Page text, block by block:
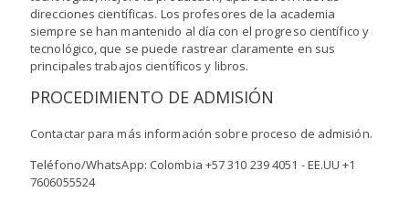
direcciones científicas. Los profesores de la academia
siempre se han mantenido al día con el progreso científico y
tecnológico, que se puede rastrear claramente en sus
principales trabajos científicos y libros.
PROCEDIMIENTO DE ADMISIÓN
Contactar para más información sobre proceso de admisión.
Teléfono/WhatsApp: Colombia +57 310 239 4051 - EE.UU+1
7606055524